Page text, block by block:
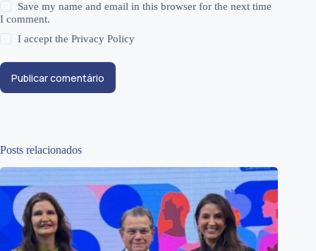
Save my name and email in this browser for the next time
I comment.
I accept thePrivacy Policy
Publicar comentário
Posts relacionados